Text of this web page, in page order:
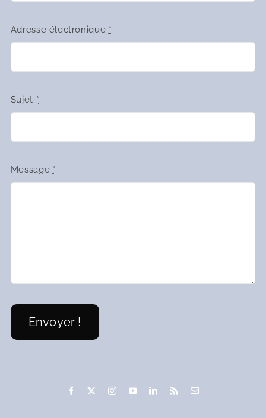
Adresse électronique *
Sujet *
Message *
Envoyer !